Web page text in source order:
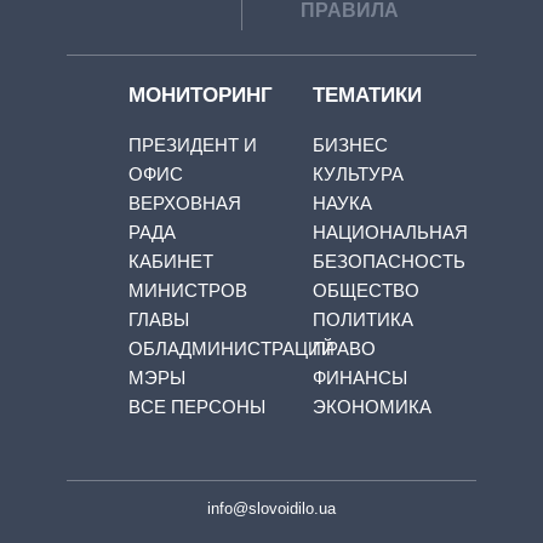
ПРАВИЛА
МОНИТОРИНГ
ПРЕЗИДЕНТ И
ОФИС
ВЕРХОВНАЯ
РАДА
КАБИНЕТ
МИНИСТРОВ
ГЛАВЫ
ОБЛАДМИНИСТРАЦИЙ
МЭРЫ
ВСЕ ПЕРСОНЫ
ТЕМАТИКИ
БИЗНЕС
КУЛЬТУРА
НАУКА
НАЦИОНАЛЬНАЯ
БЕЗОПАСНОСТЬ
ОБЩЕСТВО
ПОЛИТИКА
ПРАВО
ФИНАНСЫ
ЭКОНОМИКА
info@slovoidilo.ua